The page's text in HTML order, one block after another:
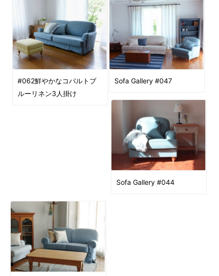
#062鮮やかなコバルトブ
ルーリネン3人掛け
Sofa Gallery #047
Sofa Gallery #044